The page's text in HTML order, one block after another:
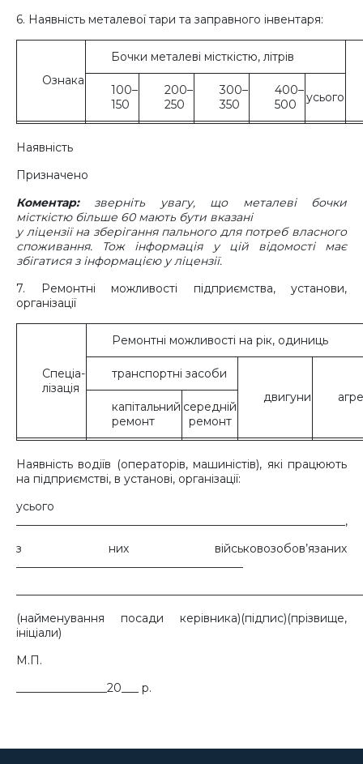
6. Наявність металевої тари та заправного інвентаря:
Ознака
Бочки металеві місткістю, літрів
100–
150
200–
250
300–
350
400–
500
усього
Наявність
Призначено
Коментар: зверніть увагу, що металеві бочки
місткістю більше 60 мають бути вказані
у ліцензії на зберігання пального для потреб власного
споживання. Тож інформація у цій відомості має
збігатися з інформацією у ліцензії.
7. Ремонтні можливості підприємства, установи,
організації
Спеціа-
лізація
Ремонтні можливості на рік, одиниць
транспортні засоби
двигуни
капітальний
ремонт
середній
ремонт
Наявність водіїв (операторів, машиністів), які працюють
на підприємстві, в установі, організації:
усього
__________________________________________________________,
з них військовозобов’язаних
(найменування посади керівника)(підпис)(прізвище,
ініціали)
М.П.
________________20___ р.